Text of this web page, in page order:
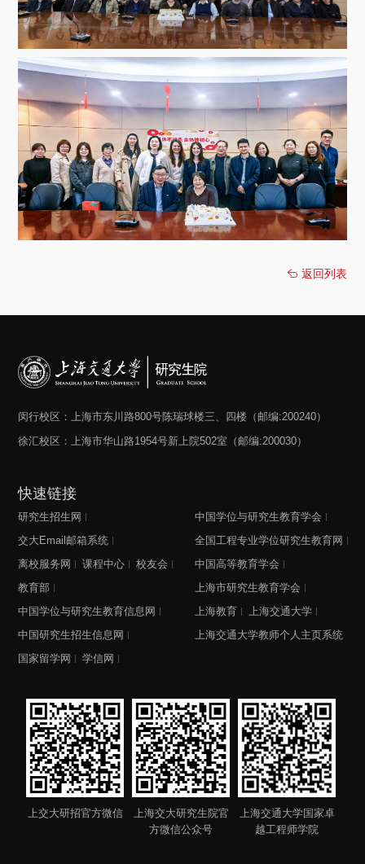
返回列表
闵行校区：上海市东川路800号陈瑞球楼三、四楼（邮编:200240）
徐汇校区：上海市华山路1954号新上院502室（邮编:200030）
快速链接
研究生招生网
交大Email邮箱系统
离校服务网
课程中心
校友会
教育部
中国学位与研究生教育信息网
中国研究生招生信息网
国家留学网
学信网
中国学位与研究生教育学会
全国工程专业学位研究生教育网
中国高等教育学会
上海市研究生教育学会
上海教育
上海交通大学
上海交通大学教师个人主页系统
上交大研招官方微信
上海交大研究生院官
方微信公众号
上海交通大学国家卓
越工程师学院